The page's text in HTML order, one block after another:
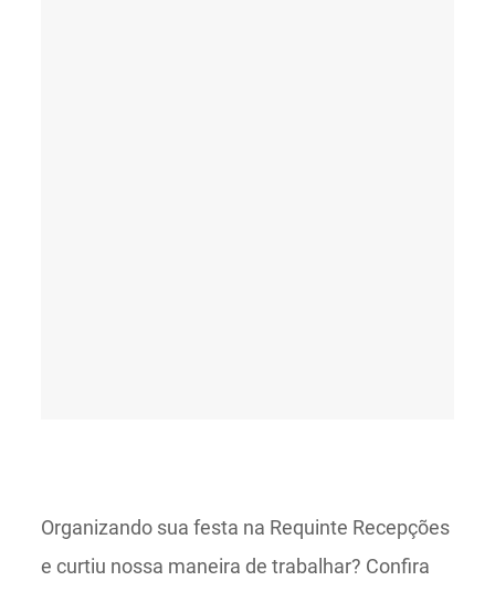
Organizando sua festa na Requinte Recepções
e curtiu nossa maneira de trabalhar? Confira